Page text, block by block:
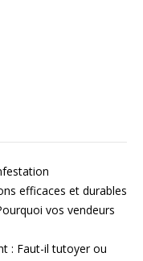
efficaces et durables
vos vendeurs
: Faut-il tutoyer ou